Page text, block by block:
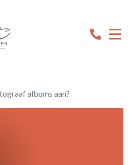
albums aan?